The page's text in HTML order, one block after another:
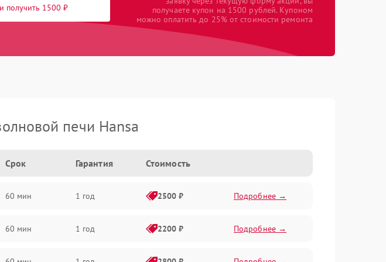
получить 1500 ₽
получаете купон на 1500 рублей. Купоном
можно оплатить до 25% от стоимости ремонта
печи Hansa
Срок Гарантия Стоимость
60 мин 1 год 2500 ₽ Подробнее →
60 мин 1 год 2200 ₽ Подробнее →